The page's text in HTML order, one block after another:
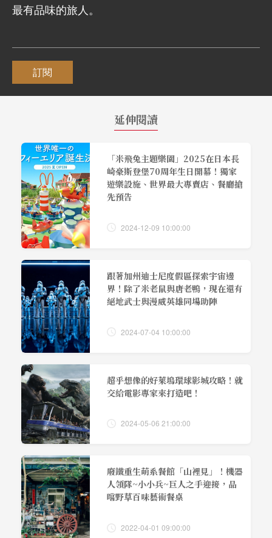
最有品味的旅人。
訂閱
延伸閱讀
「米飛兔主題樂園」2025在日本長
崎豪斯登堡70周年生日開幕！獨家
遊樂設施、世界最大專賣店、餐廳搶
先預告
2024-12-09 10:00:00
跟著加州迪士尼度假區探索宇宙邊
界！除了米老鼠與唐老鴨，現在還有
絕地武士與漫威英雄同場助陣
2024-07-04 10:00:00
超乎想像的好萊塢環球影城攻略！就
交給電影專家來打造吧！
2024-05-06 21:00:00
廢鐵重生萌系餐館「山裡見」！機器
人領隊~小小兵~巨人之手迎接，品
嚐野草百味藝術餐桌
2022-04-01 09:00:00